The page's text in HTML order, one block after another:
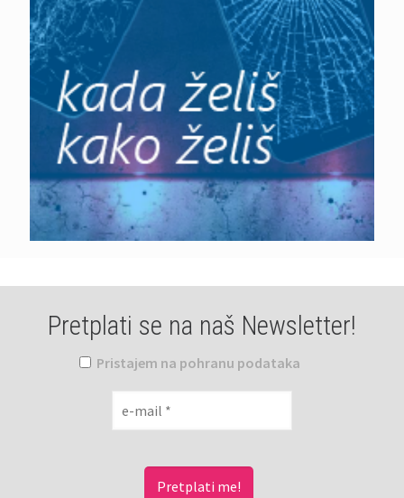
Pretplati se na naš Newsletter!
Pristajem na pohranu podataka